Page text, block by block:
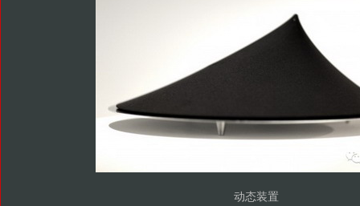
动态装置